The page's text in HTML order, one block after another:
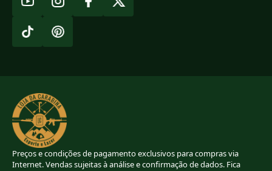
Preços e condições de pagamento exclusivos para compras via
Internet. Vendas sujeitas à análise e confirmação de dados. Fica